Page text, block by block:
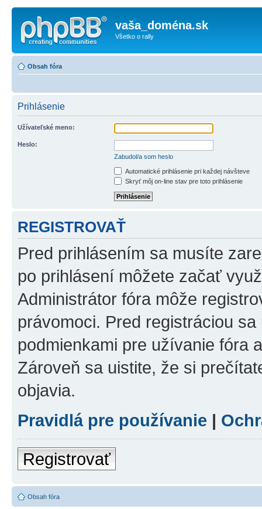
vaša_doména.sk
Všetko o rally
Obsah fóra
Prihlásenie
Užívateľské meno:
Heslo:
Zabudol/a som heslo
Automatické prihlásenie pri každej návšteve
Skryť môj on-line stav pre toto prihlásenie
REGISTROVAŤ
Pred prihlásením sa musíte
po prihlásení môžete začať
Administrátor fóra môže
právomoci. Pred registráciou
podmienkami pre užívanie fóra
Zároveň sa uistite, že si
objavia.
Pravidlá pre používanie |
Registrovať
Obsah fóra